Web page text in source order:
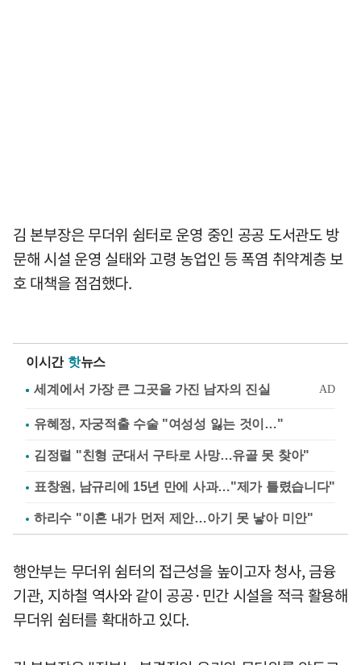
김 본부장은 무더위 쉼터로 운영 중인 공공 도서관도 방
문해 시설 운영 실태와 고령 농업인 등 폭염 취약계층 보
호 대책을 점검했다.
이시간 핫뉴스
유혜정, 자궁적출 수술 "여성성 잃는 것이…"
김정렬 "친형 군대서 구타로 사망…유골 못 찾아"
표창원, 남규리에 15년 만에 사과…"제가 틀렸습니다"
하리수 "이혼 내가 먼저 제안…아기 못 낳아 미안"
행안부는 무더위 쉼터의 접근성을 높이고자 청사, 금융
기관, 지하철 역사와 같이 공공·민간 시설을 적극 활용해
무더위 쉼터를 확대하고 있다.